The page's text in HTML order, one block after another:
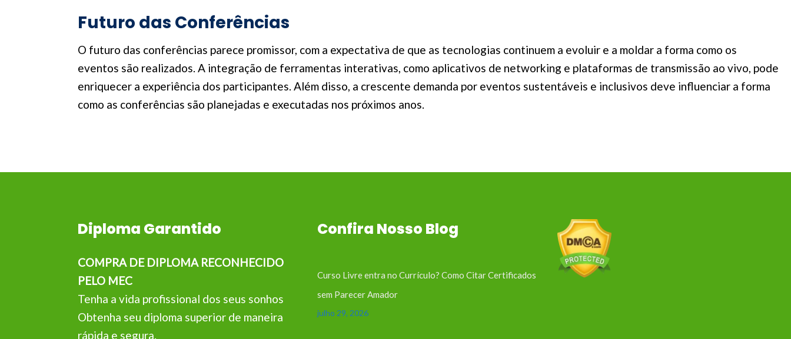
Futuro das Conferências
O futuro das conferências parece promissor, com a expectativa de que as tecnologias continuem a evoluir e a moldar a forma como os
eventos são realizados. A integração de ferramentas interativas, como aplicativos de networking e plataformas de transmissão ao vivo, pode
enriquecer a experiência dos participantes. Além disso, a crescente demanda por eventos sustentáveis e inclusivos deve influenciar a forma
como as conferências são planejadas e executadas nos próximos anos.
Diploma Garantido
COMPRA DE DIPLOMA RECONHECIDO
PELO MEC
Tenha a vida profissional dos seus sonhos
Obtenha seu diploma superior de maneira
rápida e segura.
Confira Nosso Blog
Curso Livre entra no Currículo? Como Citar Certificados
sem Parecer Amador
julho 29, 2026